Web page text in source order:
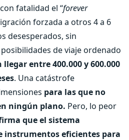
fatalidad el “forever
forzada a otros 4 a 6
desesperados, sin
de viaje ordenado
entre 400.000 y 600.000
. Una catástrofe
para las que no
ningún plano. Pero, lo peor
que el sistema
instrumentos eficientes para